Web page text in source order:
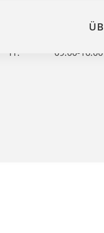
Öffnungszeiten
Fr.
09:00-